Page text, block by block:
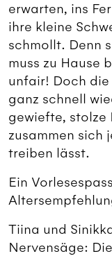
erwarten, ins
ihre kleine
schmollt. Denn
muss zu Hause
unfair! Doch
ganz schnell
gewiefte, stolze
zusammen sich
treiben lässt.
Ein
Tiina und
Nervensäge: